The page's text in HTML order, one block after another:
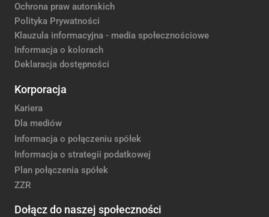
Ochrona praw autorskich
Polityka Prywatności
Klauzula informacyjna - media społecznościowe
Informacja o kolorach
Deklaracja dostępności
Korporacja
Kariera
Dla mediów
Informacja o połączeniu spółek
Informacja o strategii podatkowej
Plan połączenia spółek
ZZR
Dołącz do naszej społeczności